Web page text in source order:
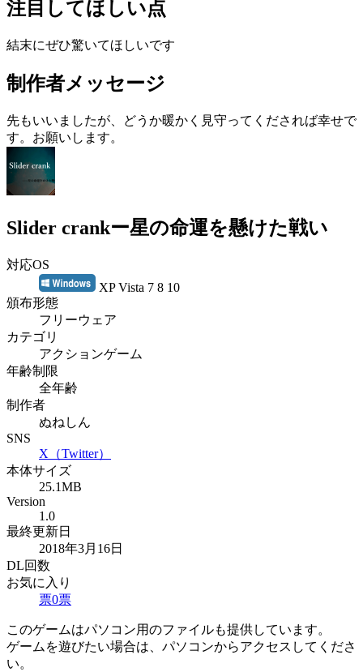
注目してほしい点
結末にぜひ驚いてほしいです
制作者メッセージ
先もいいましたが、どうか暖かく見守ってくだされば幸せで
す。お願いします。
Slider crankー星の命運を懸けた戦い
対応OS
XP Vista 7 8 10
頒布形態
フリーウェア
カテゴリ
アクションゲーム
年齢制限
全年齢
制作者
ぬねしん
SNS
X（Twitter）
本体サイズ
25.1MB
Version
1.0
最終更新日
2018年3月16日
DL回数
お気に入り
票0票
このゲームはパソコン用のファイルも提供しています。
ゲームを遊びたい場合は、パソコンからアクセスしてくださ
い。